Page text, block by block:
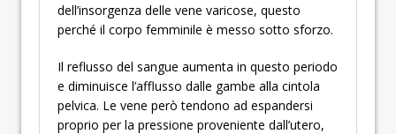
dell’insorgenza delle vene varicose, questo
perché il corpo femminile è messo sotto sforzo.
Il reflusso del sangue aumenta in questo periodo
e diminuisce l’afflusso dalle gambe alla cintola
pelvica. Le vene però tendono ad espandersi
proprio per la pressione proveniente dall’utero,